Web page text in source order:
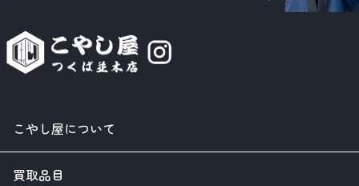
こやし屋について
買取品目